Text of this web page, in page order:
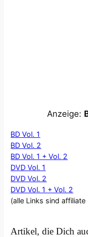
Anzeige:
BD Vol. 1
BD Vol. 2
BD Vol. 1 + Vol. 2
DVD Vol. 1
DVD Vol. 2
DVD Vol. 1 + Vol. 2
(alle Links sind
Artikel, die Dich